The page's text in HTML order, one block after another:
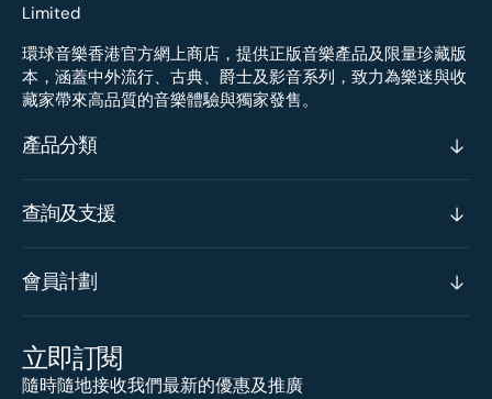
環球音樂香港官方網上商店，提供正版音樂產品及限量珍藏版
本，涵蓋中外流行、古典、爵士及影音系列，致力為樂迷與收
藏家帶來高品質的音樂體驗與獨家發售。
產品分類
查詢及支援
會員計劃
立即訂閱
隨時隨地接收我們最新的優惠及推廣